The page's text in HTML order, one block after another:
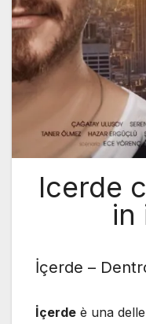
Icerde
in
İçerde –
İçerde è una delle